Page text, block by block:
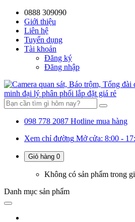
0888 309090
Giới thiệu
Liên hệ
Tuyển dụng
Tài khoản
Đăng ký
Đăng nhập
098 778 2087 Hotline mua hàng
Xem chỉ đường Mở cửa: 8:00 -
Giỏ hàng 0
Không có sản phẩm trong
Danh mục sản phẩm